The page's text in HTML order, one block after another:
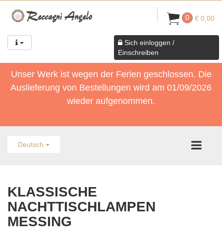
0 € 0,00
Sich einloggen /
Einschreiben
Unser Werk ist wegen der Ferien geschlossen. Die
Auslieferung von Bestellungen wird am 01/09/2026
wieder aufgenommen.
Deutsch
KLASSISCHE
NACHTTISCHLAMPEN
MESSING